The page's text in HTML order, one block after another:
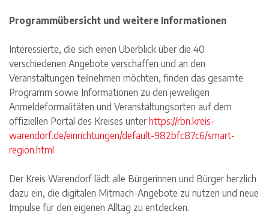
Programmübersicht und weitere Informationen
Interessierte, die sich einen Überblick über die 40
verschiedenen Angebote verschaffen und an den
Veranstaltungen teilnehmen möchten, finden das gesamte
Programm sowie Informationen zu den jeweiligen
Anmeldeformalitäten und Veranstaltungsorten auf dem
offiziellen Portal des Kreises unter https://rbn.kreis-
warendorf.de/einrichtungen/default-982bfc87c6/smart-
region.html
Der Kreis Warendorf lädt alle Bürgerinnen und Bürger herzlich
dazu ein, die digitalen Mitmach-Angebote zu nutzen und neue
Impulse für den eigenen Alltag zu entdecken.